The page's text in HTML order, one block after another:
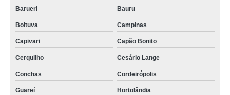
Barueri Bauru
Boituva Campinas
Capivari Capão Bonito
Cerquilho Cesário Lange
Conchas Cordeirópolis
Guareí Hortolândia